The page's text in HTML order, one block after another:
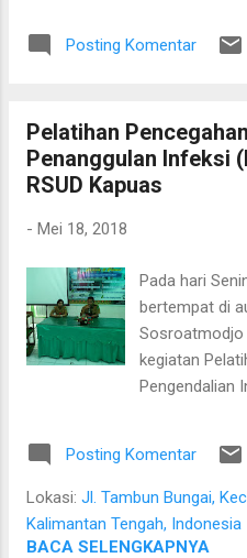
ditunjukkan ole...
yang dapat
anggota
Posting Komentar
Pelatihan
Penanggulan Infeksi
RSUD Kapuas
- Mei 18, 2018
Pada hari
bertempat di
Sosroatmodjo
kegiatan
Pengendalian
petugas
pertemuan ini
Prevention
petugas
Posting Komentar
Lokasi: Jl. Tambun Bungai,
Kalimantan Tengah, Indonesia
BACA SELENGKAPNYA